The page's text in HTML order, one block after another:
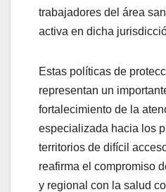
trabajadores del área
activa en dicha
Estas políticas de
representan un
fortalecimiento de la
especializada hacia los
territorios de difícil
reafirma el compromiso
y regional con la salud